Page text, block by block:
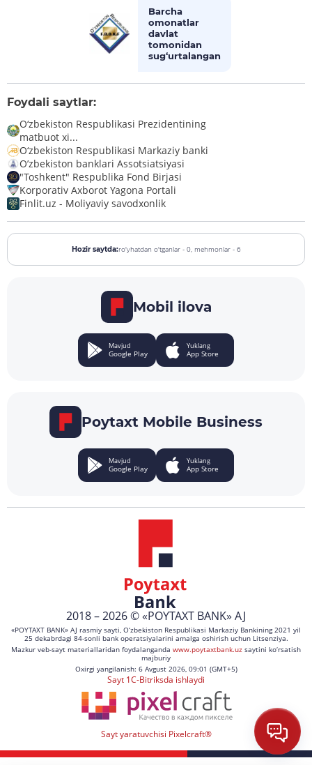
Barcha
omonatlar
davlat
tomonidan
sug‘urtalangan
Foydali saytlar:
O‘zbekiston Respublikasi Prezidentining
matbuot xi...
O‘zbekiston Respublikasi Markaziy banki
O’zbekiston banklari Assotsiatsiyasi
"Toshkent" Respublika Fond Birjasi
Korporativ Axborot Yagona Portali
Finlit.uz - Moliyaviy savodxonlik
Hozir saytda:ro'yhatdan o'tganlar - 0, mehmonlar - 6
Mobil ilova
Mavjud
Google Play
Yuklang
App Store
Poytaxt Mobile Business
Mavjud
Google Play
Yuklang
App Store
2018 – 2026 © «POYTAXT BANK» AJ
«POYTAXT BANK» AJ rasmiy sayti, O‘zbekiston Respublikasi Markaziy Bankining 2021 yil
25 dekabrdagi 84-sonli bank operatsiyalarini amalga oshirish uchun Litsenziya.
Mazkur veb-sayt materiallaridan foydalanganda www.poytaxtbank.uz saytini ko‘rsatish
majburiy
Oxirgi yangilanish: 6 Avgust 2026, 09:01 (GMT+5)
Sayt 1C-Bitriksda ishlaydi
Sayt yaratuvchisi Pixelcraft®